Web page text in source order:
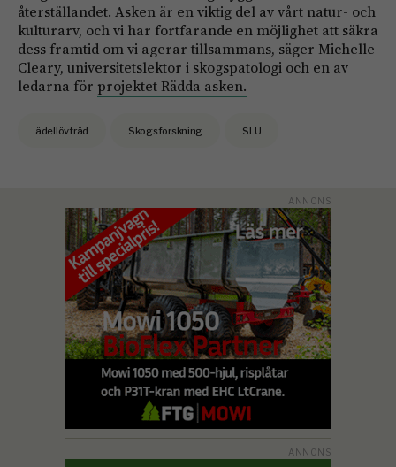
återställandet. Asken är en viktig del av vårt natur- och
kulturarv, och vi har fortfarande en möjlighet att säkra
dess framtid om vi agerar tillsammans, säger Michelle
Cleary, universitetslektor i skogspatologi och en av
ledarna för projektet Rädda asken.
ädellövträd Skogsforskning SLU